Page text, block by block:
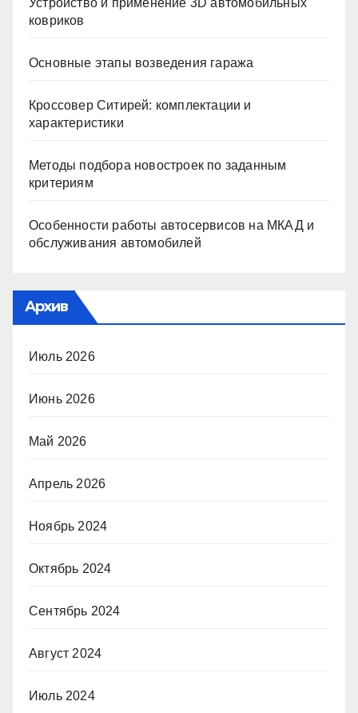
ковриков
Основные этапы возведения гаража
Кроссовер Ситирей: комплектации и
характеристики
Методы подбора новостроек по заданным
критериям
Особенности работы автосервисов на МКАД и
обслуживания автомобилей
Архив
Июль 2026
Июнь 2026
Май 2026
Апрель 2026
Ноябрь 2024
Октябрь 2024
Сентябрь 2024
Август 2024
Июль 2024